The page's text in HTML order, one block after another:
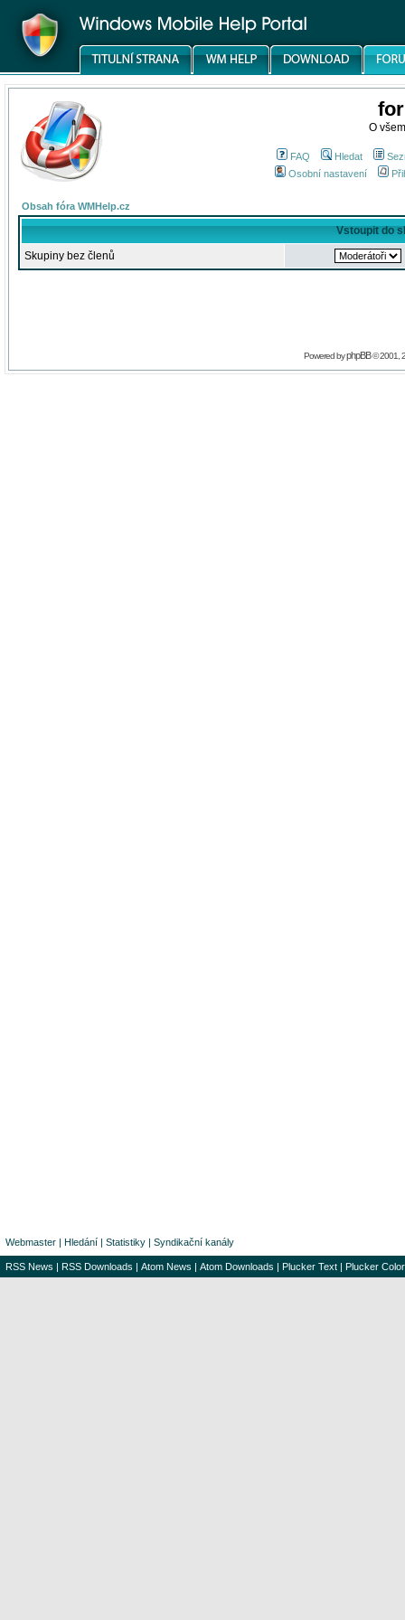
O
FAQ Hledat
Osobní nastavení
Obsah fóra WMHelp.cz
Vstoupit do
Skupiny bez členů
Powered byphpBB© 2001,
Webmaster | Hledání | Statistiky | Syndikační kanály
RSS News | RSS Downloads | Atom News | Atom Downloads | Plucker Text | Plucker Color